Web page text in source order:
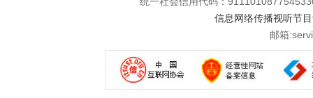
信息网络传播视听节
邮箱